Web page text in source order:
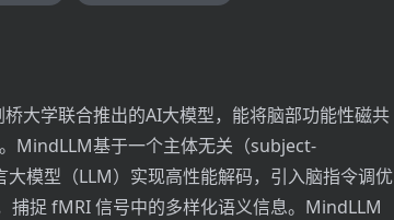
大学联合推出的AI大模型，能将脑部功能性磁共
MindLLM基于一个主体无关（subject-
模型（LLM）实现高性能解码，引入脑指令调优
捕捉 fMRI 信号中的多样化语义信息。MindLLM